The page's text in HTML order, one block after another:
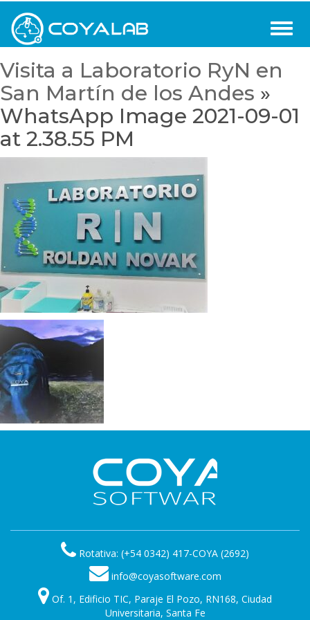
Visita a Laboratorio RyN en
San Martín de los Andes »
WhatsApp Image 2021-09-01
at 2.38.55 PM
Rotativa: (+54 0342) 417-COYA (2692)
info@coyasoftware.com
Of. 1, Edificio TIC, Paraje El Pozo, RN168, Ciudad
Universitaria, Santa Fe